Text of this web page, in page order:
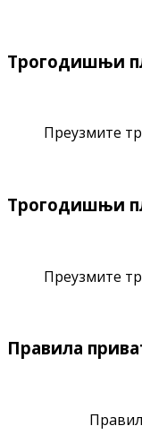
Трогодишњи
Преузмите
Трогодишњи
Преузмите
Правила